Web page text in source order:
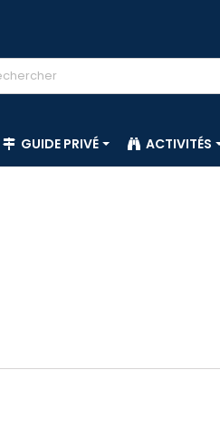
GUIDE PRIVÉ ACTIVITÉS